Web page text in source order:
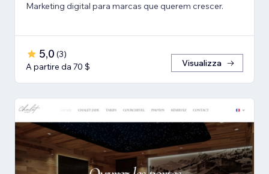
Marketing digital para marcas que querem crescer.
5,0 (3)
A partire da 70 $
Visualizza